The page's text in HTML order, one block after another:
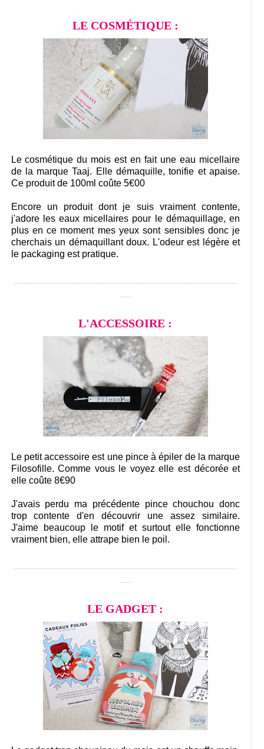
LE COSMÉTIQUE :
Le cosmétique du mois est en fait une eau micellaire
de la marque Taaj. Elle démaquille, tonifie et apaise.
Ce produit de 100ml coûte 5€00
Encore un produit dont je suis vraiment contente,
j'adore les eaux micellaires pour le démaquillage, en
plus en ce moment mes yeux sont sensibles donc je
cherchais un démaquillant doux. L'odeur est légère et
le packaging est pratique.
L'ACCESSOIRE :
Le petit accessoire est une pince à épiler de la marque
Filosofille. Comme vous le voyez elle est décorée et
elle coûte 8€90
J'avais perdu ma précédente pince chouchou donc
trop contente d'en découvrir une assez similaire.
J'aime beaucoup le motif et surtout elle fonctionne
vraiment bien, elle attrape bien le poil.
LE GADGET :